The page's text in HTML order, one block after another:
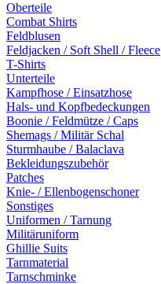
Oberteile
Combat Shirts
Feldblusen
Feldjacken / Soft Shell / Fleece
T-Shirts
Unterteile
Kampfhose / Einsatzhose
Hals- und Kopfbedeckungen
Boonie / Feldmütze / Caps
Shemags / Militär Schal
Sturmhaube / Balaclava
Bekleidungszubehör
Patches
Knie- / Ellenbogenschoner
Sonstiges
Uniformen / Tarnung
Militäruniform
Ghillie Suits
Tarnmaterial
Tarnschminke